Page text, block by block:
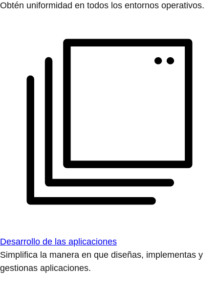
Obtén uniformidad en todos los entornos operativos.
Desarrollo de las aplicaciones
Simplifica la manera en que diseñas, implementas y
gestionas aplicaciones.